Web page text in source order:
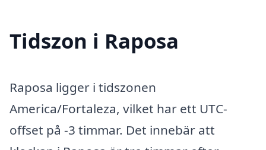
Tidszon i Raposa
Raposa ligger i tidszonen
America/Fortaleza, vilket har ett UTC-
offset på -3 timmar. Det innebär att